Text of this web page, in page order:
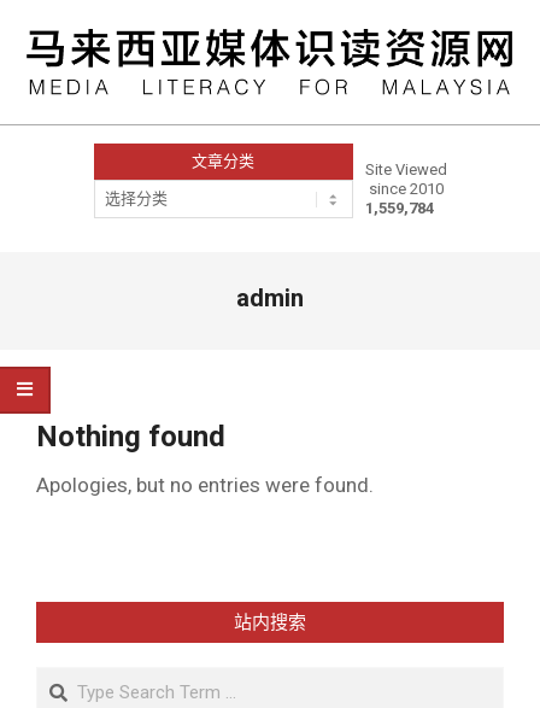
content
文章分类
文
章
Site Viewed
since 2010
1,559,784
admin
Nothing found
Apologies, but no entries were found.
站内搜索
Search